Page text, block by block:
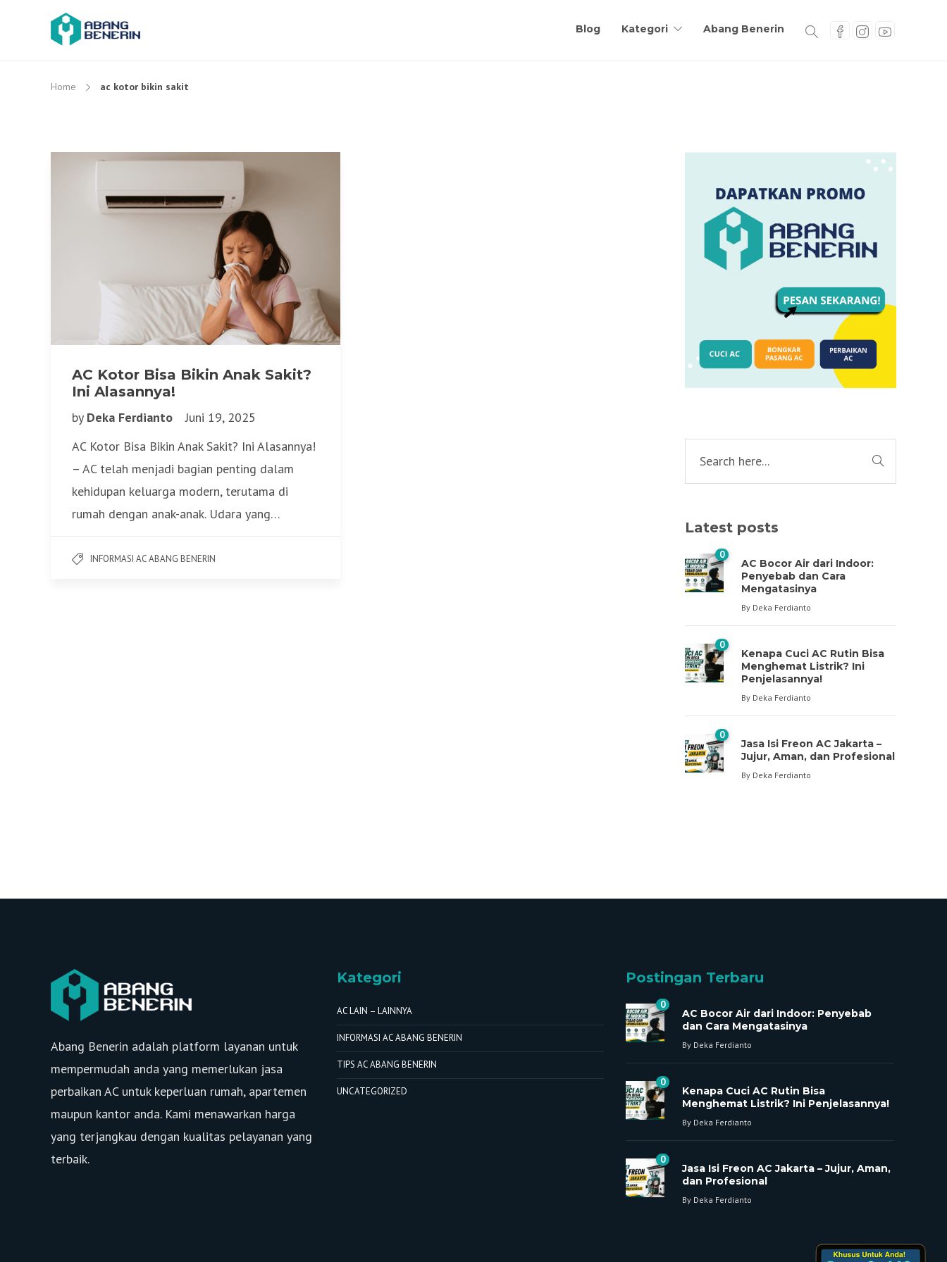
Blog Kategori Abang Benerin
Home ac kotor bikin sakit
AC Kotor Bisa Bikin Anak Sakit?
Ini Alasannya!
by Deka Ferdianto
Juni 19, 2025
AC Kotor Bisa Bikin Anak Sakit? Ini Alasannya!
– AC telah menjadi bagian penting dalam
kehidupan keluarga modern, terutama di
rumah dengan anak-anak. Udara yang…
INFORMASI AC ABANG BENERIN
Latest posts
0
AC Bocor Air dari Indoor:
Penyebab dan Cara
Mengatasinya
By Deka Ferdianto
0
Kenapa Cuci AC Rutin Bisa
Menghemat Listrik? Ini
Penjelasannya!
By Deka Ferdianto
0
Jasa Isi Freon AC Jakarta –
Jujur, Aman, dan Profesional
By Deka Ferdianto
Abang Benerin adalah platform layanan untuk
mempermudah anda yang memerlukan jasa
perbaikan AC untuk keperluan rumah, apartemen
maupun kantor anda. Kami menawarkan harga
yang terjangkau dengan kualitas pelayanan yang
terbaik.
Kategori
AC LAIN – LAINNYA
INFORMASI AC ABANG BENERIN
TIPS AC ABANG BENERIN
UNCATEGORIZED
Postingan Terbaru
0
AC Bocor Air dari Indoor: Penyebab
dan Cara Mengatasinya
By Deka Ferdianto
0
Kenapa Cuci AC Rutin Bisa
Menghemat Listrik? Ini Penjelasannya!
By Deka Ferdianto
0
Jasa Isi Freon AC Jakarta – Jujur, Aman,
dan Profesional
By Deka Ferdianto